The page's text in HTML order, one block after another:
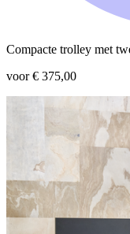
Compacte trolley met
voor € 375,00